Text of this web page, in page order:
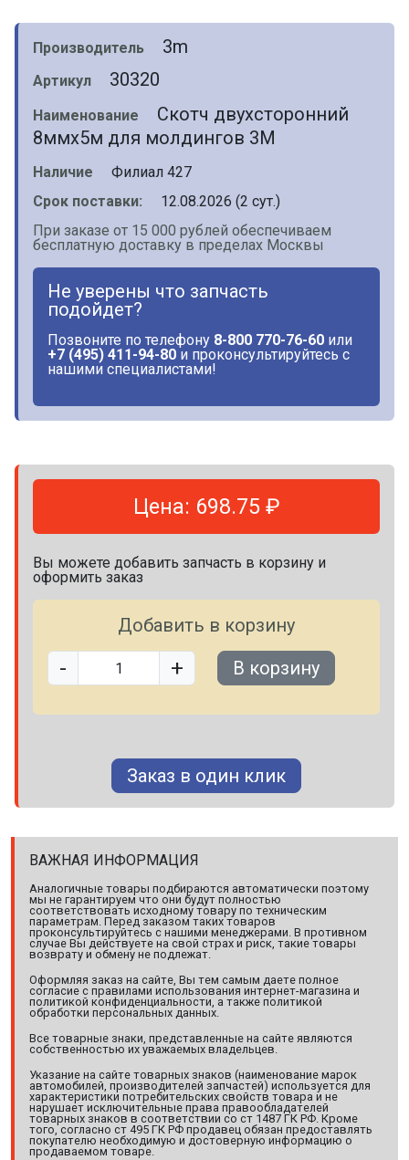
Производитель 3m
Артикул 30320
Наименование
Скотч двухсторонний
8ммх5м для молдингов 3M
Наличие
Филиал 427
Срок поставки:
12.08.2026 (2 сут.)
При заказе от 15 000 рублей обеспечиваем
бесплатную доставку в пределах Москвы
Не уверены что запчасть
подойдет?
Позвоните по телефону 8-800 770-76-60 или
+7 (495) 411-94-80 и проконсультируйтесь с
нашими специалистами!
Цена: 698.75 ₽
Вы можете добавить запчасть в корзину и
оформить заказ
Добавить в корзину
- + В корзину
Заказ в один клик
ВАЖНАЯ ИНФОРМАЦИЯ
Аналогичные товары подбираются автоматически поэтому
мы не гарантируем что они будут полностью
соответствовать исходному товару по техническим
параметрам. Перед заказом таких товаров
проконсультируйтесь с нашими менеджерами. В противном
случае Вы действуете на свой страх и риск, такие товары
возврату и обмену не подлежат.
Оформляя заказ на сайте, Вы тем самым даете полное
согласие с правилами использования интернет-магазина и
политикой конфиденциальности, а также политикой
обработки персональных данных.
Все товарные знаки, представленные на сайте являются
собственностью их уважаемых владельцев.
Указание на сайте товарных знаков (наименование марок
автомобилей, производителей запчастей) используется для
характеристики потребительских свойств товара и не
нарушает исключительные права правообладателей
товарных знаков в соответствии со ст 1487 ГК РФ. Кроме
того, согласно ст 495 ГК РФ продавец обязан предоставлять
покупателю необходимую и достоверную информацию о
продаваемом товаре.